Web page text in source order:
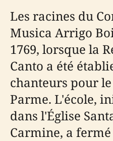
Les racines du
Musica Arrigo
1769, lorsque la
Canto a été
chanteurs pour
Parme. L'école,
dans l'Église
Carmine, a